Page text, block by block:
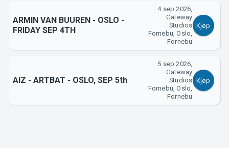
ARMIN VAN BUUREN - OSLO -
FRIDAY SEP 4TH
4 sep 2026,
Gateway
Studios
Fornebu, Oslo,
Fornebu
Kjøp
AIZ - ARTBAT - OSLO, SEP 5th
5 sep 2026,
Gateway
Studios
Fornebu, Oslo,
Fornebu
Kjøp